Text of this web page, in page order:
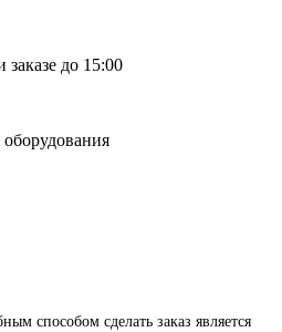
до 15:00
способом сделать заказ является